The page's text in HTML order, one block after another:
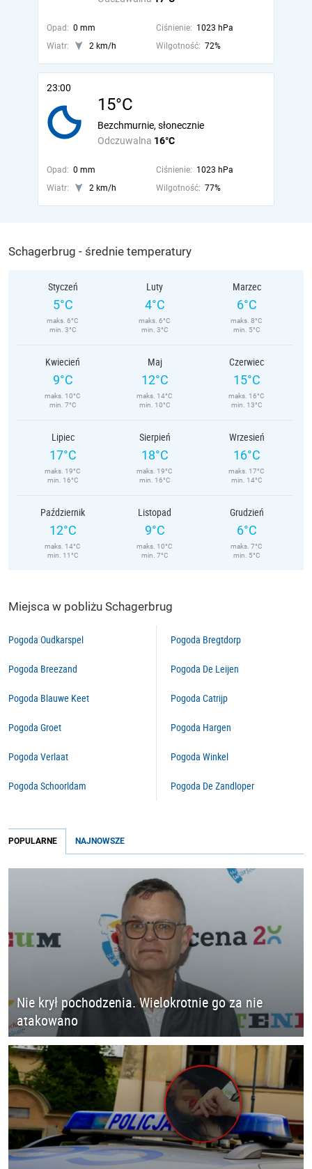
Opad: 0 mm Ciśnienie: 1023 hPa
Wiatr:
2 km/h Wilgotność: 72%
23:00
15°C
Odczuwalna 16°C
Bezchmurnie, słonecznie
Opad: 0 mm Ciśnienie: 1023 hPa
Wiatr:
2 km/h Wilgotność: 77%
Schagerbrug - średnie temperatury
Styczeń
5°C
maks. 6°C
min. 3°C
Luty
4°C
maks. 6°C
min. 3°C
Marzec
6°C
maks. 8°C
min. 5°C
Kwiecień
9°C
maks. 10°C
min. 7°C
Maj
12°C
maks. 14°C
min. 10°C
Czerwiec
15°C
maks. 16°C
min. 13°C
Lipiec
17°C
maks. 19°C
min. 16°C
Sierpień
18°C
maks. 19°C
min. 16°C
Wrzesień
16°C
maks. 17°C
min. 14°C
Październik
12°C
maks. 14°C
min. 11°C
Listopad
9°C
maks. 10°C
min. 7°C
Grudzień
6°C
maks. 7°C
min. 5°C
Miejsca w pobliżu Schagerbrug
Pogoda Oudkarspel
Pogoda Breezand
Pogoda Blauwe Keet
Pogoda Groet
Pogoda Verlaat
Pogoda Schoorldam
Pogoda Bregtdorp
Pogoda De Leijen
Pogoda Catrijp
Pogoda Hargen
Pogoda Winkel
Pogoda De Zandloper
POPULARNE NAJNOWSZE
Nie krył pochodzenia. Wielokrotnie go za nie
atakowano